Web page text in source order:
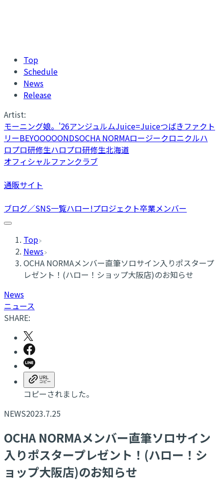
Top
Schedule
News
Release
Artist:
モーニング娘。'26アンジュルムJuice=Juiceつばきファクト
リーBEYOOOOONDSOCHA NORMAロージークロニクルハ
ロプロ研修生ハロプロ研修生北海道
オフィシャルファンクラブ
通販サイト
ブログ／SNS一覧ハロー!プロジェクト卒業メンバー
Top
News
OCHA NORMAメンバー直筆ソロサイン入りポスタープ
レゼント！(ハロー！ショップ大阪店)のお知らせ
News
ニュース
SHARE:
コピーされました。
NEWS2023.7.25
OCHA NORMAメンバー直筆ソロサイン
入りポスタープレゼント！(ハロー！シ
ョップ大阪店)のお知らせ